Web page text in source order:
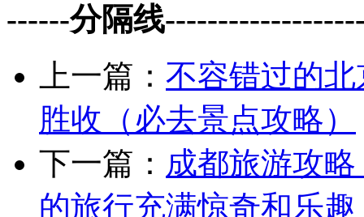
------分隔线
上一篇： 不容错过的
胜收（必去景点攻略）
下一篇： 成都旅游攻
的旅行充满惊奇和乐趣